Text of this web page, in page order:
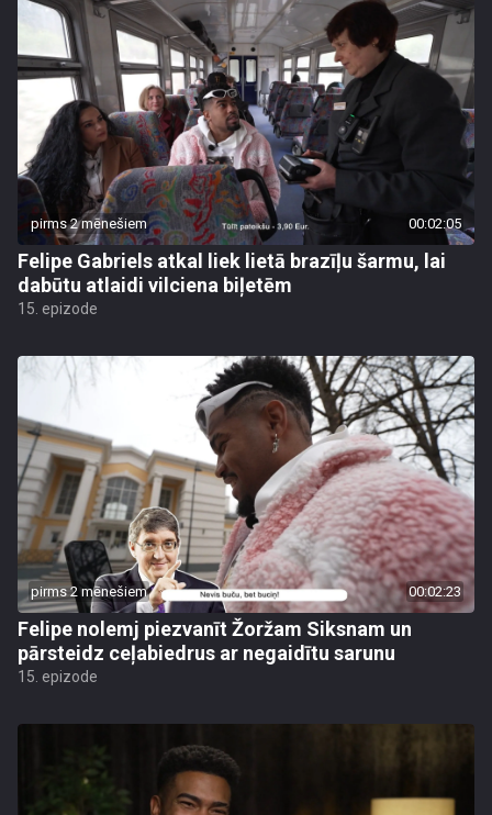
pirms 2 mēnešiem 00:02:05
Felipe Gabriels atkal liek lietā brazīļu šarmu, lai
dabūtu atlaidi vilciena biļetēm
15. epizode
pirms 2 mēnešiem 00:02:23
Felipe nolemj piezvanīt Žoržam Siksnam un
pārsteidz ceļabiedrus ar negaidītu sarunu
15. epizode